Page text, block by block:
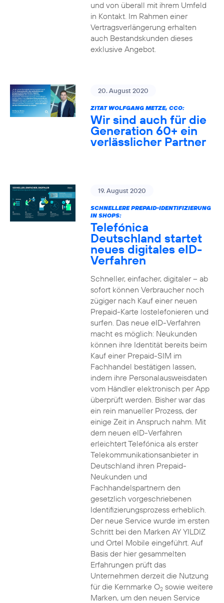
und von überall mit ihrem Umfeld
in Kontakt. Im Rahmen einer
Vertragsverlängerung erhalten
auch Bestandskunden dieses
exklusive Angebot.
20. August 2020
ZITAT WOLFGANG METZE, CCO:
Wir sind auch für die
Generation 60+ ein
verlässlicher Partner
19. August 2020
SCHNELLERE PREPAID-IDENTIFIZIERUNG
IN SHOPS:
Telefónica
Deutschland startet
neues digitales eID-
Verfahren
Schneller, einfacher, digitaler – ab
sofort können Verbraucher noch
zügiger nach Kauf einer neuen
Prepaid-Karte lostelefonieren und
surfen. Das neue eID-Verfahren
macht es möglich: Neukunden
können ihre Identität bereits beim
Kauf einer Prepaid-SIM im
Fachhandel bestätigen lassen,
indem ihre Personalausweisdaten
vom Händler elektronisch per App
überprüft werden. Bisher war das
ein rein manueller Prozess, der
einige Zeit in Anspruch nahm. Mit
dem neuen eID-Verfahren
erleichtert Telefónica als erster
Telekommunikationsanbieter in
Deutschland ihren Prepaid-
Neukunden und
Fachhandelspartnern den
gesetzlich vorgeschriebenen
Identifizierungsprozess erheblich.
Der neue Service wurde im ersten
Schritt bei den Marken AY YILDIZ
und Ortel Mobile eingeführt. Auf
Basis der hier gesammelten
Erfahrungen prüft das
Unternehmen derzeit die Nutzung
für die Kernmarke O2sowie weitere
Marken, um den neuen Service